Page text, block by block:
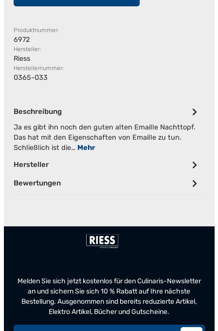
Produktnummer:
6972
Hersteller:
Riess
Herstellernummer:
0365-033
Beschreibung
Ja es gibt ihn noch den guten alten Emaille Nachttopf.
Das hat mit den Eigenschaften von Emaille zu tun.
Schließlich ist die… Mehr
Hersteller
Bewertungen
Melden Sie sich jetzt kostenlos für den Culinaris-Newsletter
an und sichern Sie sich 10 % Rabatt auf Ihre nächste
Bestellung. Ausgenommen sind bereits reduzierte Artikel,
Elektro Artikel, Bücher und Gutscheine.